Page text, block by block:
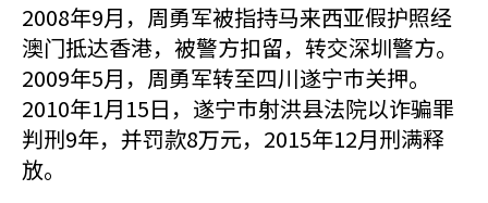
2008年9月，周勇军被指持马来西亚假护照经
澳门抵达香港，被警方扣留，转交深圳警方。
2009年5月，周勇军转至四川遂宁巿关押。
2010年1月15日，遂宁巿射洪县法院以诈骗罪
判刑9年，并罚款8万元，2015年12月刑满释
放。